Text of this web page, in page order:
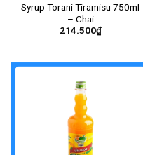
Syrup Torani Tiramisu 750ml
– Chai
214.500₫